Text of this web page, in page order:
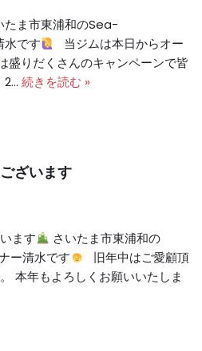
たま市東浦和のSea-
水です
当ジムは本日からオー
盛りだくさんのキャンペーンで皆
2…続きを読む »
ざいます
ます
さいたま市東浦和の
ー清水です
旧年中はご愛顧頂
本年もよろしくお願いいたしま